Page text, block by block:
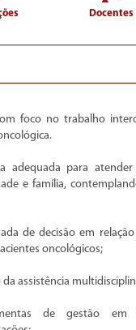
Docentes
foco no trabalho
para atender
e família,
de decisão em
oncológicos;
assistência
de gestão